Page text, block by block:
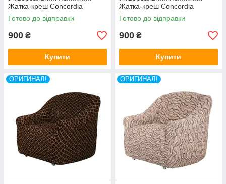
Жатка-креш Concordia
гірчиця
Готово до відправки
900 ₴
Купити
Жатка-креш Concordia
цегляний
Готово до відправки
900 ₴
Купити
ОРИГИНАЛ! ОРИГИНАЛ!